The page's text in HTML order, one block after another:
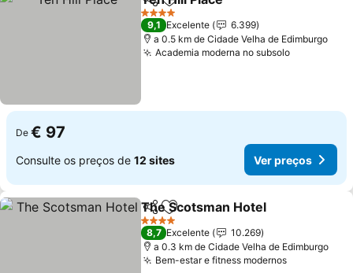
PartilharAdicionar aos favoritos
4 Estrelas
9,1 Excelente
6.399
a 0.5 km de Cidade Velha de Edimburgo
Academia moderna no subsoloVer
De € 97
Consulte os preços de 12 sites Ver preços
PartilharAdicionar aos favoritos
The Scotsman Hotel
4 Estrelas
8,7 Excelente
10.269
a 0.3 km de Cidade Velha de Edimburgo
Bem-estar e fitness modernosVer preços